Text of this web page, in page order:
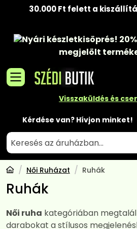
30.000 Ft felett a
Nyári készletkisöprés!
megjelölt
Visszaküldés és
Kérdése van? Hívjon minket!
Női Ruházat Ruhák
Ruhák
Női ruha kategóriában
darabokat a stílusos